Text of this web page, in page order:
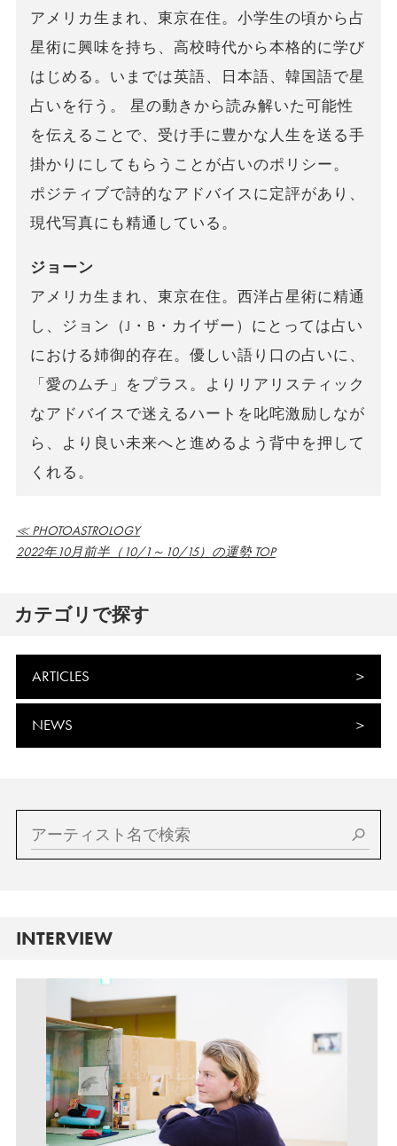
アメリカ生まれ、東京在住。小学生の頃から占
星術に興味を持ち、高校時代から本格的に学び
はじめる。いまでは英語、日本語、韓国語で星
占いを行う。 星の動きから読み解いた可能性
を伝えることで、受け手に豊かな人生を送る手
掛かりにしてもらうことが占いのポリシー。
ポジティブで詩的なアドバイスに定評があり、
現代写真にも精通している。
ジョーン
アメリカ生まれ、東京在住。西洋占星術に精通
し、ジョン（J・B・カイザー）にとっては占い
における姉御的存在。優しい語り口の占いに、
「愛のムチ」をプラス。よりリアリスティック
なアドバイスで迷えるハートを叱咤激励しなが
ら、より良い未来へと進めるよう背中を押して
くれる。
≪ PHOTOASTROLOGY
2022年10月前半（10/1～10/15）の運勢 TOP
カテゴリで探す
ARTICLES
NEWS
INTERVIEW